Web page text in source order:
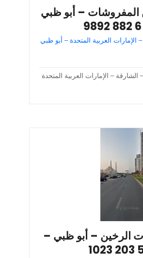
المفروشات – أبو ظبي
العربية المتحدة – أبو ظبي
الشارقة – الإمارات العربية المتحدة
الرخين – أبو ظبي –